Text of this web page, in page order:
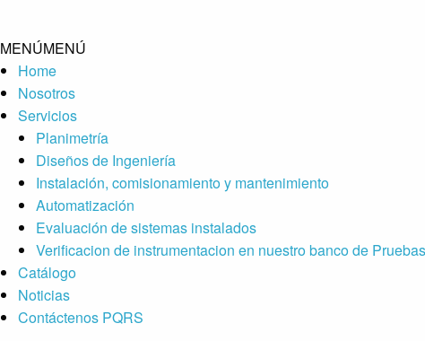
MENÚMENÚ
Home
Nosotros
Servicios
Planimetría
Diseños de Ingeniería
Instalación, comisionamiento y mantenimiento
Automatización
Evaluación de sistemas instalados
Verificacion de instrumentacion en nuestro banco de Pruebas
Catálogo
Noticias
Contáctenos PQRS